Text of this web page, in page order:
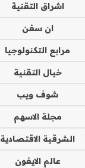
اشراق التقنية
ان سفن
مرابع التكنولوجيا
خيال التقنية
شوف ويب
مجلة الاسهم
الشرقية الاقتصادية
عالم الايفون